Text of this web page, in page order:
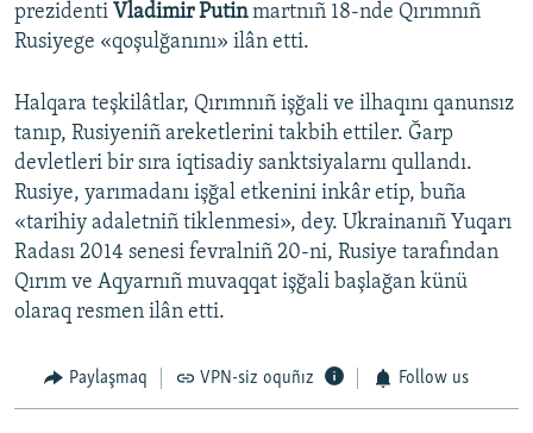
prezidenti Vladimir Putinmartnıñ 18-nde Qırımnıñ
Rusiyege «qoşulğanını» ilân etti.
Halqara teşkilâtlar, Qırımnıñ işğali ve ilhaqını qanunsız
tanıp, Rusiyeniñ areketlerini takbih ettiler. Ğarp
devletleri bir sıra iqtisadiy sanktsiyalarnı qullandı.
Rusiye, yarımadanı işğal etkenini inkâr etip, buña
«tarihiy adaletniñ tiklenmesi», dey. Ukrainanıñ Yuqarı
Radası 2014 senesi fevralniñ 20-ni, Rusiye tarafından
Qırım ve Aqyarnıñ muvaqqat işğali başlağan künü
olaraq resmen ilân etti.
Paylaşmaq VPN-siz oquñız Follow us